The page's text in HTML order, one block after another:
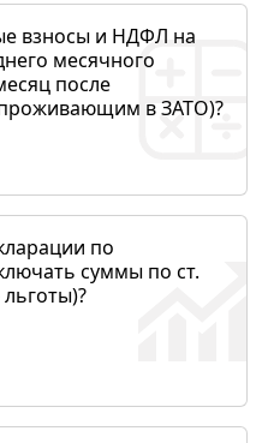
взносы и НДФЛ на
месячного
после
в ЗАТО)?
по
суммы по ст.